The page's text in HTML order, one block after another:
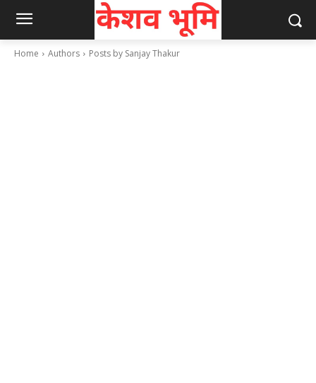
Home Authors Posts by Sanjay Thakur